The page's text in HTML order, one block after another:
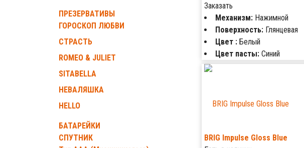
ПРЕЗЕРВАТИВЫ
ГОРОСКОП ЛЮБВИ
СТРАСТЬ
ROMEO & JULIET
SITABELLA
НЕВАЛЯШКА
HELLO
БАТАРЕЙКИ
СПУТНИК
Заказать
Механизм: Нажимной
Поверхность: Глянцевая
Цвет : Белый
Цвет пасты: Синий
BRIG Impulse Gloss Blue